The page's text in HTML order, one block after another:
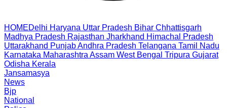
HOMEDelhi Haryana Uttar Pradesh Bihar Chhattisgarh
Madhya Pradesh Rajasthan Jharkhand Himachal Pradesh
Uttarakhand PunjabAndhra Pradesh Telangana Tamil Nadu
Karnataka Maharashtra Assam West Bengal Tripura Gujarat
Odisha Kerala
Jansamasya
News
Bjp
National